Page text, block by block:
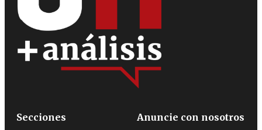
Secciones
Anuncie con nosotros